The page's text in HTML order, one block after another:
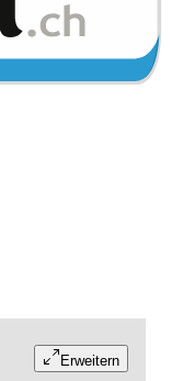
Erweitern